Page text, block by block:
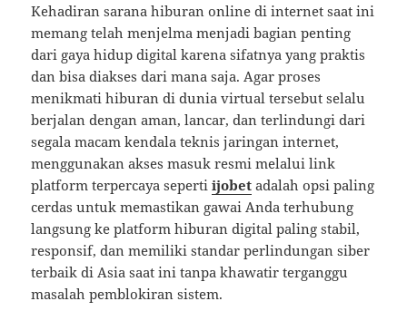
Kehadiran sarana hiburan online di internet saat ini
memang telah menjelma menjadi bagian penting
dari gaya hidup digital karena sifatnya yang praktis
dan bisa diakses dari mana saja. Agar proses
menikmati hiburan di dunia virtual tersebut selalu
berjalan dengan aman, lancar, dan terlindungi dari
segala macam kendala teknis jaringan internet,
menggunakan akses masuk resmi melalui link
platform terpercaya sepertiijobet adalah opsi paling
cerdas untuk memastikan gawai Anda terhubung
langsung ke platform hiburan digital paling stabil,
responsif, dan memiliki standar perlindungan siber
terbaik di Asia saat ini tanpa khawatir terganggu
masalah pemblokiran sistem.